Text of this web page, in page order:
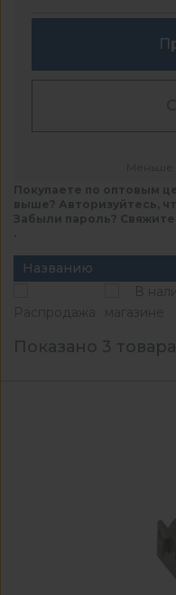
Покупаете по оптовым
выше? Авторизуйтесь,
Забыли пароль?
Названию
Распродажа
В
магазине
Показано 3 товара